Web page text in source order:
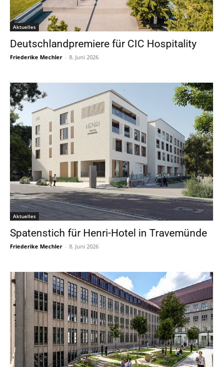
Aktuelles
Deutschlandpremiere für CIC Hospitality
Friederike Mechler - 8. Juni 2026
Aktuelles
Spatenstich für Henri-Hotel in Travemünde
Friederike Mechler - 8. Juni 2026